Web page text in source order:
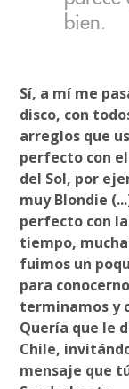
bien.
Sí, a mí me
disco, con
arreglos que
perfecto con
del Sol, por
muy Blondie
perfecto con
tiempo,
fuimos un
para
terminamos y
Quería que le
Chile,
mensaje que